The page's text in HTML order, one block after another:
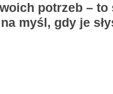
potrzeb – to
myśl, gdy je